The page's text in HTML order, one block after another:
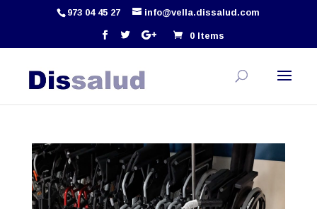
973 04 45 27 info@vella.dissalud.com
0 Items